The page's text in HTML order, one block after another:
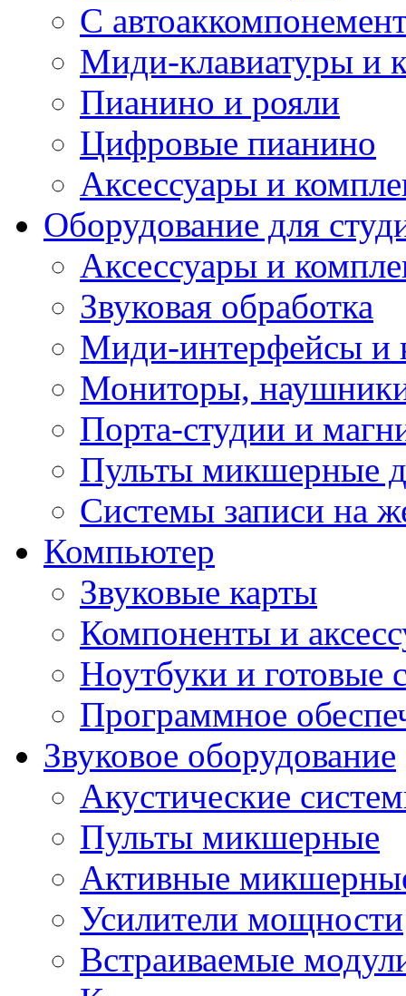
С
Миди-клавиатуры и
Пианино и рояли
Цифровые пианино
Аксессуары и
Оборудование для
Аксессуары и
Звуковая обработка
Миди-интерфейсы и
Мониторы,
Порта-студии и
Пульты микшерные
Системы записи на
Компьютер
Звуковые карты
Компоненты и
Ноутбуки и готовые
Программное
Звуковое оборудование
Акустические
Пульты микшерные
Активные
Усилители мощности
Встраиваемые